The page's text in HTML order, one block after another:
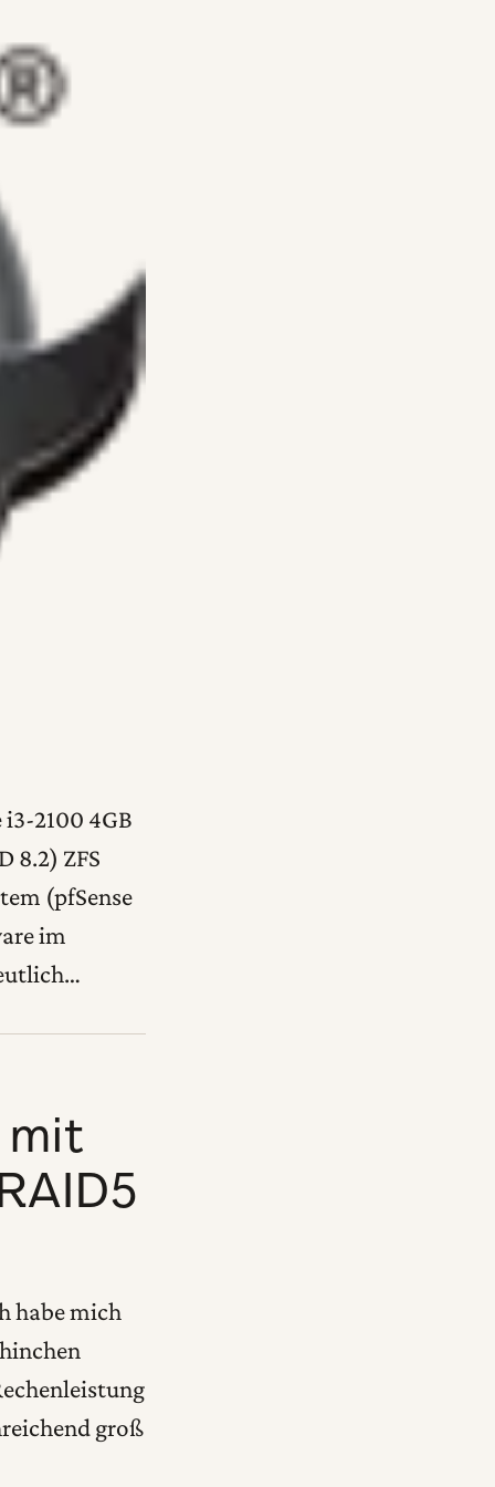
2100 4GB
8.2) ZFS
(pfSense
im
mit
habe mich
groß